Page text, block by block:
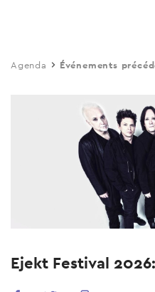
main
Agenda Événements
Ejekt Festival